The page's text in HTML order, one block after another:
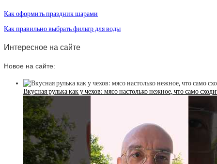
Как оформить праздник шарами
Как правильно выбрать фильтр для воды
Интересное на сайте
Новое на сайте:
Вкусная рулька как у чехов: мясо настолько нежное, что само